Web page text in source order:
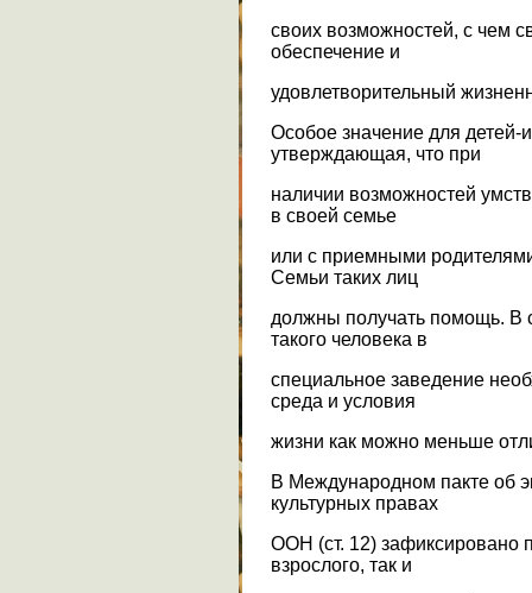
своих возможностей, с чем
обеспечение и
удовлетворительный
Особое значение для
утверждающая, что при
наличии возможностей
в своей семье
или с приемными
Семьи таких лиц
должны получать помощь. В
такого человека в
специальное заведение
среда и условия
жизни как можно меньше
В Международном пакте об
культурных правах
ООН (ст. 12) зафиксировано
взрослого, так и